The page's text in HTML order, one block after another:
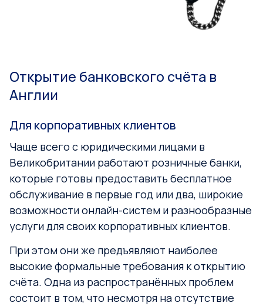
Открытие банковского счёта в
Англии
Для корпоративных клиентов
Чаще всего с юридическими лицами в
Великобритании работают розничные банки,
которые готовы предоставить бесплатное
обслуживание в первые год или два, широкие
возможности онлайн-систем и разнообразные
услуги для своих корпоративных клиентов.
При этом они же предъявляют наиболее
высокие формальные требования к открытию
счёта. Одна из распространённых проблем
состоит в том, что несмотря на отсутствие